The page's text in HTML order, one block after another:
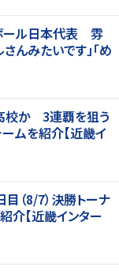
ール日本代表 雰
んみたいです」「め
校か 3連覇を狙う
ムを紹介【近畿イ
（8/7）決勝トーナ
介【近畿インター